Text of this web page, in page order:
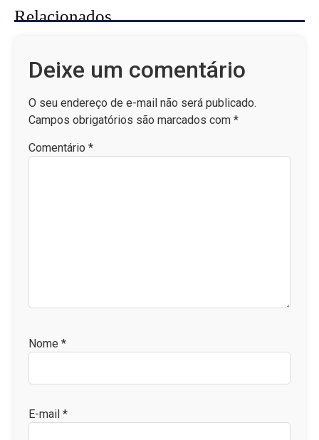
Relacionados
Deixe um comentário
O seu endereço de e-mail não será publicado.
Campos obrigatórios são marcados com *
Comentário *
Nome *
E-mail *